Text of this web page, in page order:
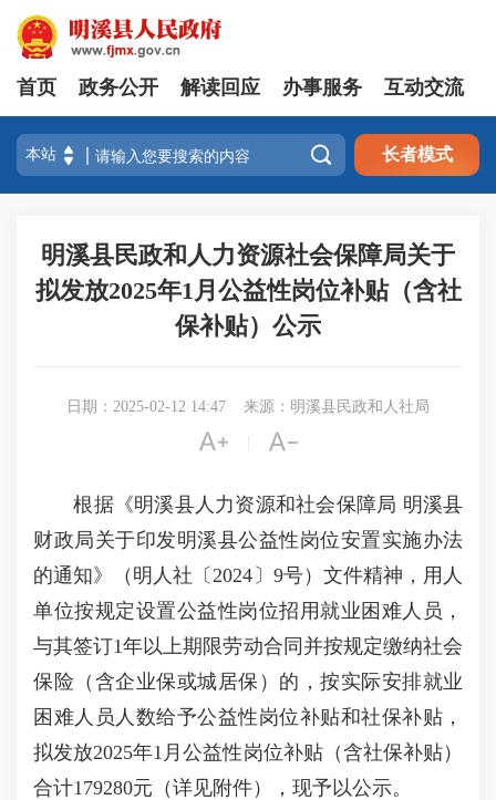
首页 政务公开 解读回应 办事服务 互动交流
 长者模式
明溪县民政和人力资源社会保障局关于
拟发放2025年1月公益性岗位补贴（含社
保补贴）公示
日期：2025-02-12 14:47 来源：明溪县民政和人社局
 
根据《明溪县人力资源和社会保障局 明溪县
财政局关于印发明溪县公益性岗位安置实施办法
的通知》（明人社〔2024〕9号）文件精神，用人
单位按规定设置公益性岗位招用就业困难人员，
与其签订1年以上期限劳动合同并按规定缴纳社会
保险（含企业保或城居保）的，按实际安排就业
困难人员人数给予公益性岗位补贴和社保补贴，
拟发放2025年1月公益性岗位补贴（含社保补贴）
合计179280元（详见附件），现予以公示。